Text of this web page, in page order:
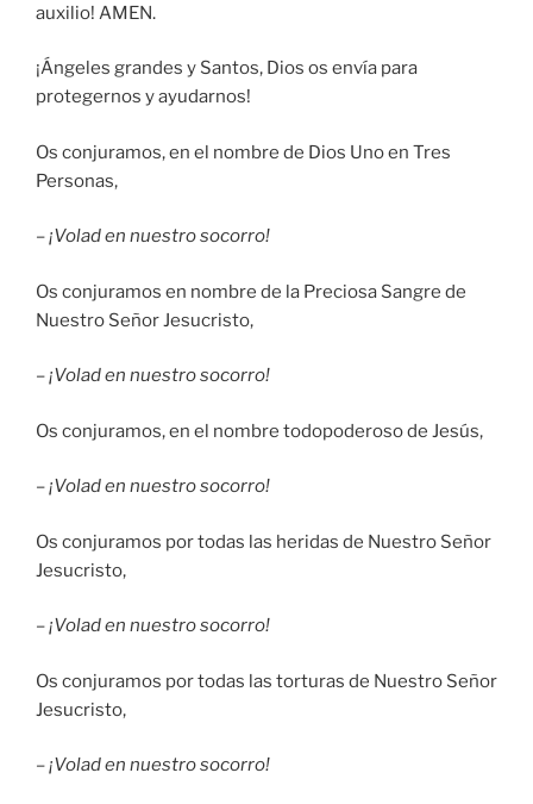
auxilio! AMEN.
¡Ángeles grandes y Santos, Dios os envía para
protegernos y ayudarnos!
Os conjuramos, en el nombre de Dios Uno en Tres
Personas,
–¡Volad en nuestro socorro!
Os conjuramos en nombre de la Preciosa Sangre de
Nuestro Señor Jesucristo,
–¡Volad en nuestro socorro!
Os conjuramos, en el nombre todopoderoso de Jesús,
–¡Volad en nuestro socorro!
Os conjuramos por todas las heridas de Nuestro Señor
Jesucristo,
–¡Volad en nuestro socorro!
Os conjuramos por todas las torturas de Nuestro Señor
Jesucristo,
–¡Volad en nuestro socorro!